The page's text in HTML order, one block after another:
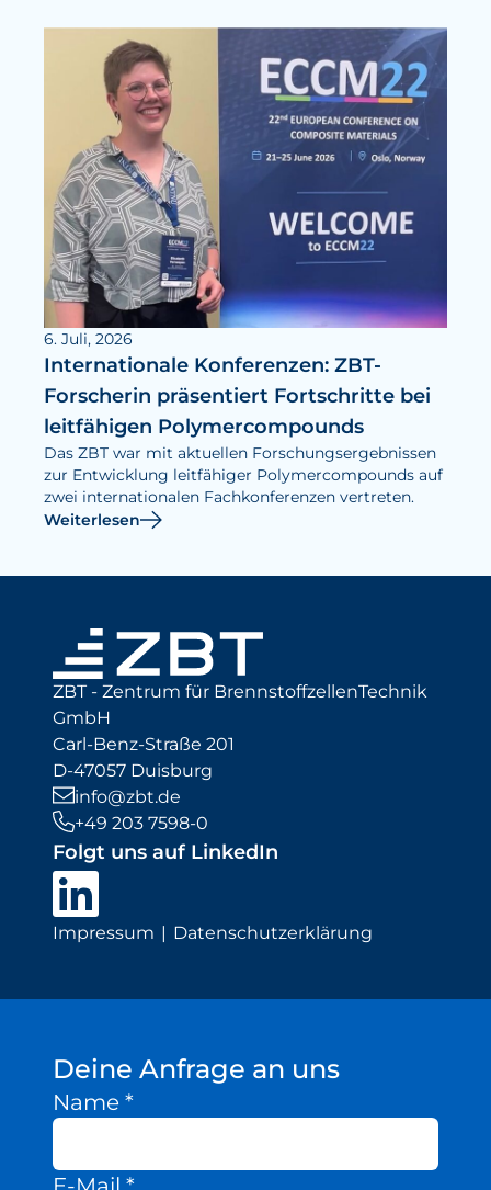
6. Juli, 2026
Internationale Konferenzen: ZBT-
Forscherin präsentiert Fortschritte bei
leitfähigen Polymercompounds
Das ZBT war mit aktuellen Forschungsergebnissen
zur Entwicklung leitfähiger Polymercompounds auf
zwei internationalen Fachkonferenzen vertreten.
Weiterlesen
ZBT - Zentrum für BrennstoffzellenTechnik
GmbH
Carl-Benz-Straße 201
D-47057 Duisburg
info@zbt.de
+49 203 7598-0
Folgt uns auf LinkedIn
Impressum Datenschutzerklärung
Deine Anfrage an uns
Name *